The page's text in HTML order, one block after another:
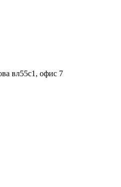
вл55с1, офис 7